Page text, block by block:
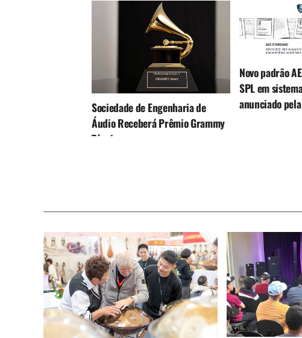
Sociedade de Engenharia de
Áudio Receberá Prêmio Grammy
Técnico
Novo padrão
SPL em
anunciado pela